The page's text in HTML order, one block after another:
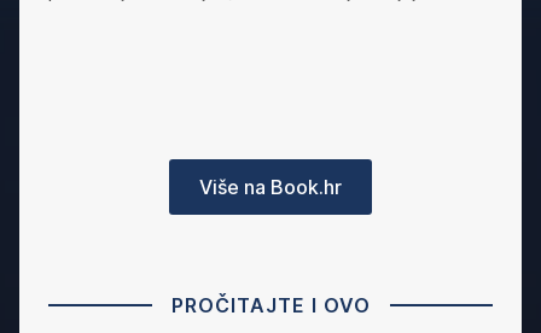
Više na Book.hr
PROČITAJTE I OVO